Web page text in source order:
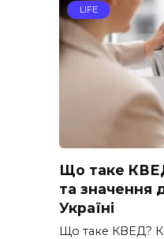
LIFE
Що таке
та значення
Україні
Що таке КВЕД?